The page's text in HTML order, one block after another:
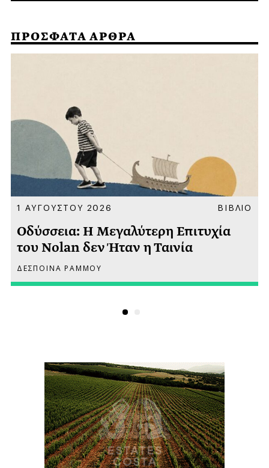
ΠΡΟΣΦΑΤΑ ΑΡΘΡΑ
1 ΑΥΓΟΥΣΤΟΥ 2026 ΒΙΒΛΙΟ
Οδύσσεια: Η Μεγαλύτερη Επιτυχία
του Nolan δεν Ήταν η Ταινία
ΔΕΣΠΟΙΝΑ ΡΑΜΜΟΥ